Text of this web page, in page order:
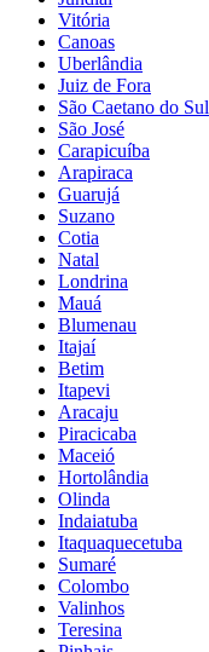
Vitória
Canoas
Uberlândia
Juiz de Fora
São Caetano do Sul
São José
Carapicuíba
Arapiraca
Guarujá
Suzano
Cotia
Natal
Londrina
Mauá
Blumenau
Itajaí
Betim
Itapevi
Aracaju
Piracicaba
Maceió
Hortolândia
Olinda
Indaiatuba
Itaquaquecetuba
Sumaré
Colombo
Valinhos
Teresina